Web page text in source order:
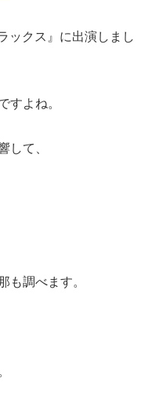
ックス』に出演しまし
すよね。
して、
も調べます。